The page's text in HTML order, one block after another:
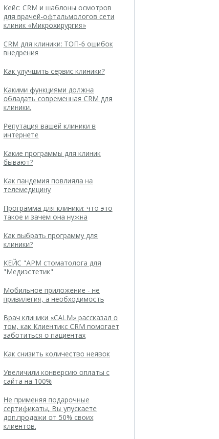
Кейс: CRM и шаблоны осмотров
для врачей-офтальмологов сети
клиник «Микрохирургия»
CRM для клиники: ТОП-6 ошибок
внедрения
Как улучшить сервис клиники?
Какими функциями должна
обладать современная CRM для
клиники.
Репутация вашей клиники в
интернете
Какие программы для клиник
бывают?
Как пандемия повлияла на
телемедицину
Программа для клиники: что это
такое и зачем она нужна
Как выбрать программу для
клиники?
КЕЙС "АРМ стоматолога для
"Медиэстетик"
Мобильное приложение - не
привилегия, а необходимость
Врач клиники «CALM» рассказал о
том, как Клиентикс CRM помогает
заботиться о пациентах
Как снизить количество неявок
Увеличили конверсию оплаты с
сайта на 100%
Не применяя подарочные
сертификаты, Вы упускаете
доп.продажи от 50% своих
клиентов.